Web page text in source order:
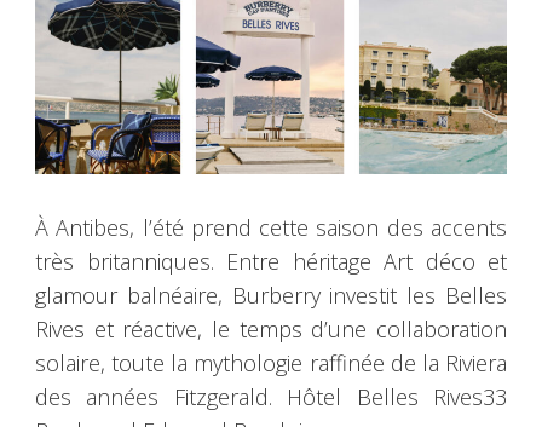
À Antibes, l’été prend cette saison des accents
très britanniques. Entre héritage Art déco et
glamour balnéaire, Burberry investit les Belles
Rives et réactive, le temps d’une collaboration
solaire, toute la mythologie raffinée de la Riviera
des années Fitzgerald. Hôtel Belles Rives33